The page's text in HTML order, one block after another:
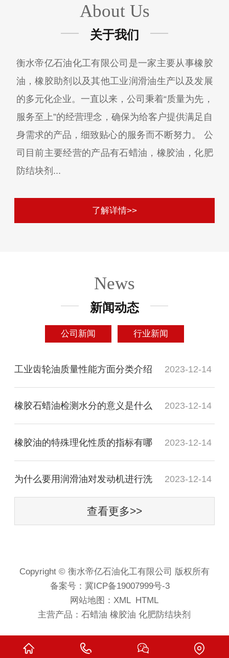
About Us
关于我们
衡水帝亿石油化工有限公司是一家主要从事橡胶
油，橡胶助剂以及其他工业润滑油生产以及发展
的多元化企业。一直以来，公司秉着“质量为先，
服务至上”的经营理念，确保为给客户提供满足自
身需求的产品，细致贴心的服务而不断努力。 公
司目前主要经营的产品有石蜡油，橡胶油，化肥
防结块剂...
了解详情>>
News
新闻动态
公司新闻 行业新闻
工业齿轮油质量性能方面分类介绍 2023-12-14
橡胶石蜡油检测水分的意义是什么 2023-12-14
橡胶油的特殊理化性质的指标有哪 2023-12-14
为什么要用润滑油对发动机进行洗 2023-12-14
查看更多>>
Copyright © 衡水帝亿石油化工有限公司 版权所有
备案号：冀ICP备19007999号-3
网站地图 ：XML HTML
主营产品：石蜡油 橡胶油 化肥防结块剂